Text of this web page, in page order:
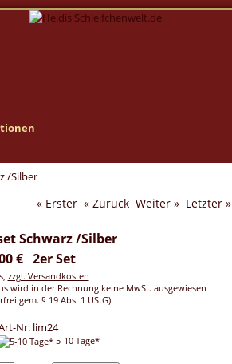
/Silber
« Erster « Zurück Weiter » Letzter »
Schwarz /Silber
€ 2er Set
zzgl. Versandkosten
wird in der Rechnung keine MwSt. ausgewiesen
gem. § 19 Abs. 1 UStG)
Nr. lim24
5-10 Tage*